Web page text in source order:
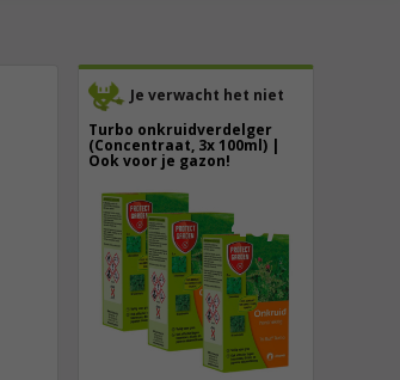
Je verwacht het niet
Turbo onkruidverdelger
(Concentraat, 3x 100ml) |
Ook voor je gazon!
40,